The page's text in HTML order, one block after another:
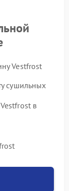
Vestfrost
сушильных
в